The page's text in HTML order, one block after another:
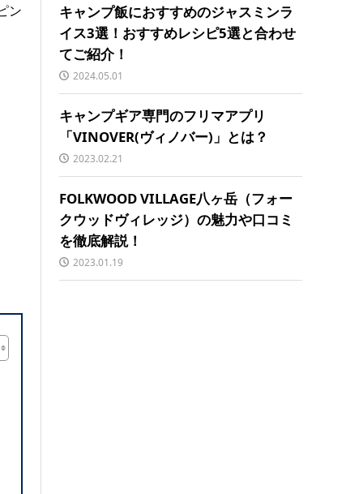
ン
キャンプ飯におすすめのジャスミンラ
イス3選！おすすめレシピ5選と合わせ
てご紹介！
2024.05.01
キャンプギア専門のフリマアプリ
「VINOVER(ヴィノバー)」とは？
2023.02.21
FOLKWOOD VILLAGE八ヶ岳（フォー
クウッドヴィレッジ）の魅力や口コミ
を徹底解説！
2023.01.19